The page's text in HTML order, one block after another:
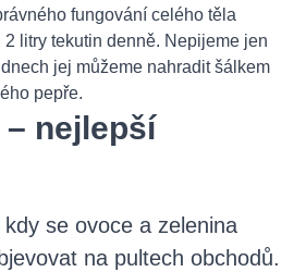
fungování celého těla
litry tekutin denně. Nepijeme jen
jej můžeme nahradit šálkem
pepře.
nejlepší
se ovoce a zelenina
na pultech obchodů.